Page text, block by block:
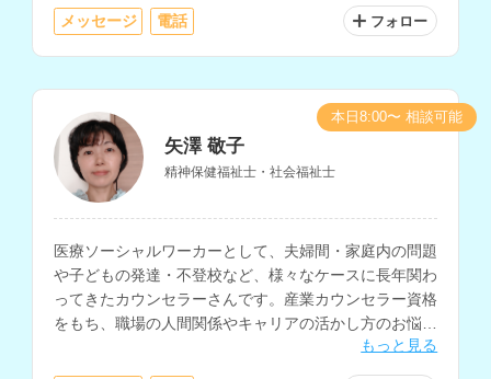
メッセージ 電話 フォロー
矢澤 敬子
精神保健福祉士・社会福祉士
医療ソーシャルワーカーとして、夫婦間・家庭内の問題
や子どもの発達・不登校など、様々なケースに長年関わ
ってきたカウンセラーさんです。産業カウンセラー資格
をもち、職場の人間関係やキャリアの活かし方のお悩み
もっと見る
本日8:00〜 相談可能